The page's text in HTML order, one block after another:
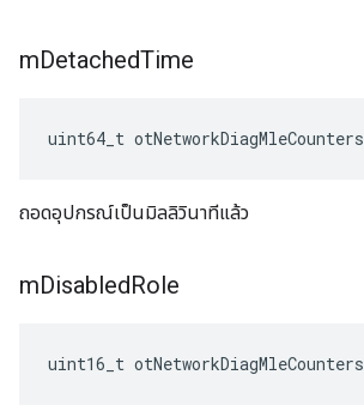
mDetachedTime
uint64_t otNetworkDiagMleCounters
ถอดอุปกรณ์เป็นมิลลิวินาทีแล้ว
mDisabledRole
uint16_t otNetworkDiagMleCounters